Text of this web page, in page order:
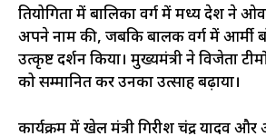
प्रतियोगिता में बालिका वर्ग में मध्य प्रदेश
अपने नाम की, जबकि बालक वर्ग में आर्मी
उत्कृष्ट प्रदर्शन किया। मुख्यमंत्री ने विजेता
को सम्मानित कर उनका उत्साह बढ़ाया।
कार्यक्रम में खेल मंत्री गिरीश चंद्र यादव और